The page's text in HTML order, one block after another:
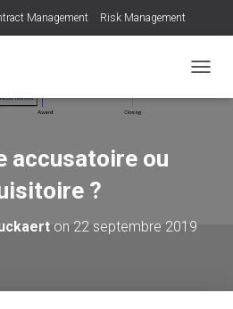
Management Risk Management
accusatoire ou
?
on 22 septembre 2019